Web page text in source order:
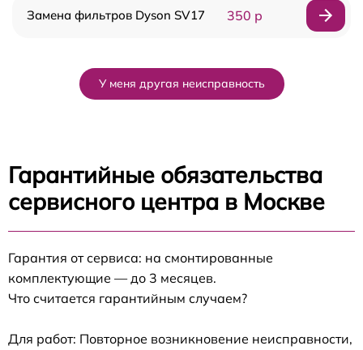
Замена фильтров Dyson SV17 350 р
У меня другая неисправность
Гарантийные обязательства
сервисного центра в Москве
Гарантия от сервиса: на смонтированные
комплектующие — до 3 месяцев.
Что считается гарантийным случаем?
Для работ: Повторное возникновение неисправности,